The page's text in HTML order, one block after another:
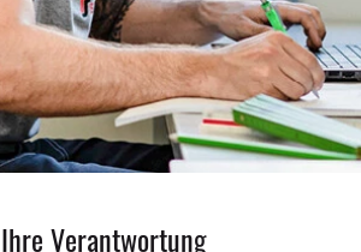
Verantwortung